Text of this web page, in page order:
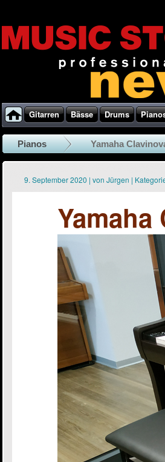
Gitarren Bässe Drums
Pianos Yamaha
9. September 2020 | von Jürgen |
Yamaha